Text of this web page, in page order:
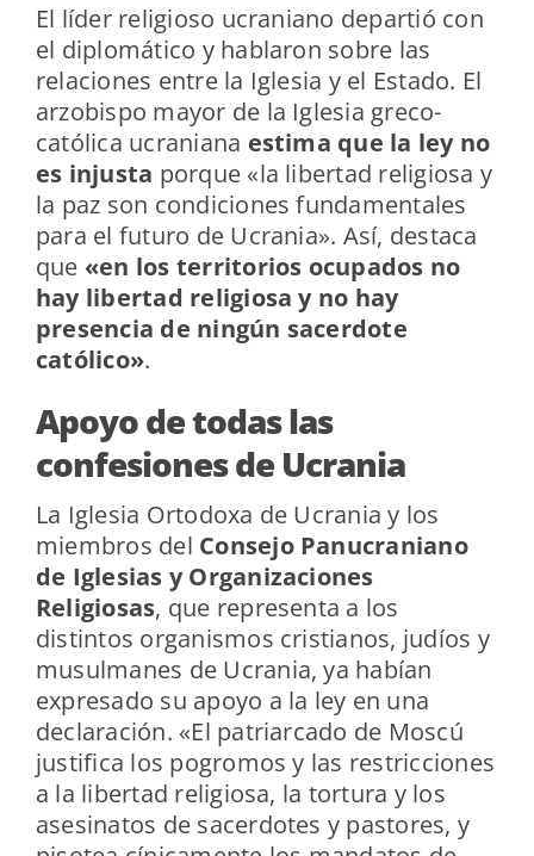
El líder religioso ucraniano departió con
el diplomático y hablaron sobre las
relaciones entre la Iglesia y el Estado. El
arzobispo mayor de la Iglesia greco-
católica ucraniana estima que la ley no
es injusta porque «la libertad religiosa y
la paz son condiciones fundamentales
para el futuro de Ucrania». Así, destaca
que «en los territorios ocupados no
hay libertad religiosa y no hay
presencia de ningún sacerdote
católico».
Apoyo de todas las
confesiones de Ucrania
La Iglesia Ortodoxa de Ucrania y los
miembros del Consejo Panucraniano
de Iglesias y Organizaciones
Religiosas, que representa a los
distintos organismos cristianos, judíos y
musulmanes de Ucrania, ya habían
expresado su apoyo a la ley en una
declaración. «El patriarcado de Moscú
justifica los pogromos y las restricciones
a la libertad religiosa, la tortura y los
asesinatos de sacerdotes y pastores, y